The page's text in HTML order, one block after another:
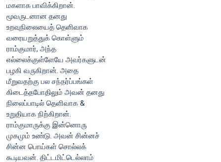
மகளாக பாவிக்கிறான்.
மூவருடனான தனது
உறவுநிலையைத் தெளிவாக
வரையறுத்துக் கொள்ளும்
ராம்குமார், அந்த
எல்லைக்குள்ளேயே அவர்களுடன்
பழகி வருகிறான். அதை
மீறுவதற்கு பல சந்தர்ப்பங்கள்
கிடைத்தபோதிலும் அவன் தனது
நிலைப்பாடில் தெளிவாக &
உறுதியாக நிற்கிறான்.
ராம்குமாருக்கு இன்னொரு
முகமும் உண்டு. அவன் சின்னச்
சின்ன பொய்கள் சொல்லக்
கூடியவன். திட்டமிட்டெல்லாம்